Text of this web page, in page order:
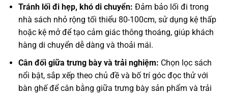
Tránh lối đi hẹp, khó di chuyển: Đảm bảo lối đi trong
nhà sách nhỏ rộng tối thiểu 80-100cm, sử dụng kệ thấp
hoặc kệ mở để tạo cảm giác thông thoáng, giúp khách
hàng di chuyển dễ dàng và thoải mái.
Cân đối giữa trưng bày và trải nghiệm: Chọn lọc sách
nổi bật, sắp xếp theo chủ đề và bố trí góc đọc thử với
bàn ghế để cân bằng giữa trưng bày sản phẩm và trải